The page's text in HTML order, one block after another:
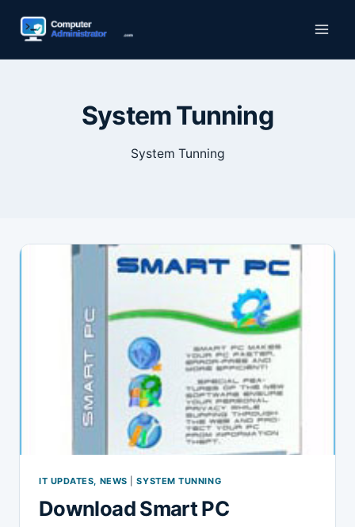
Inhalt
System Tunning
System Tunning
IT UPDATES, NEWS |SYSTEM TUNNING
Download Smart PC